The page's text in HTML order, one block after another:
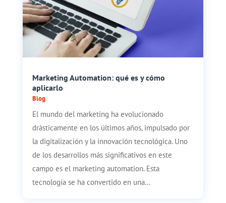
Marketing Automation: qué es y cómo
aplicarlo
Blog
El mundo del marketing ha evolucionado
drásticamente en los últimos años, impulsado por
la digitalización y la innovación tecnológica. Uno
de los desarrollos más significativos en este
campo es el marketing automation. Esta
tecnología se ha convertido en una...